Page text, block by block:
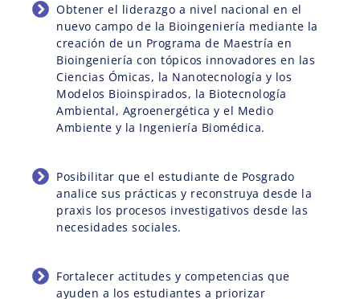
Obtener el liderazgo a nivel nacional en el
nuevo campo de la Bioingeniería mediante la
creación de un Programa de Maestría en
Bioingeniería con tópicos innovadores en las
Ciencias Ómicas, la Nanotecnología y los
Modelos Bioinspirados, la Biotecnología
Ambiental, Agroenergética y el Medio
Ambiente y la Ingeniería Biomédica.
Posibilitar que el estudiante de Posgrado
analice sus prácticas y reconstruya desde la
praxis los procesos investigativos desde las
necesidades sociales.
Fortalecer actitudes y competencias que
ayuden a los estudiantes a priorizar